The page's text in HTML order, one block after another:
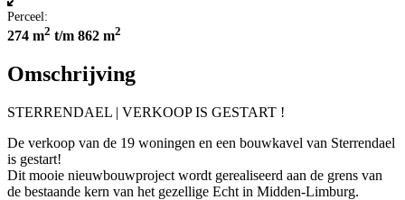
Perceel:
274 m2 t/m 862 m2
Omschrijving
STERRENDAEL | VERKOOP IS GESTART !
De verkoop van de 19 woningen en een bouwkavel van Sterrendael
is gestart!
Dit mooie nieuwbouwproject wordt gerealiseerd aan de grens van
de bestaande kern van het gezellige Echt in Midden-Limburg.